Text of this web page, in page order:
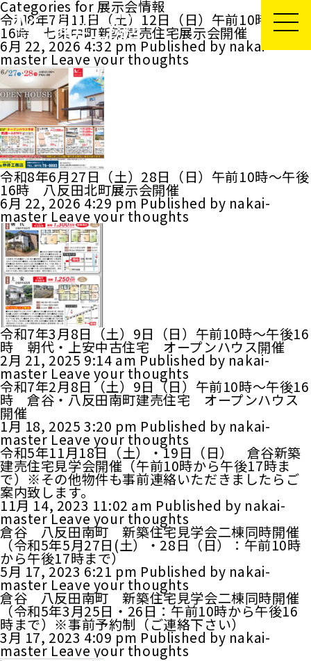
Categories for 展示会情報
令和8年7月11日（土）12日（日）午前10時～午後
16時 七条中町新築建売住宅展示会開催
6月 22, 2026 4:32 pm Published bynakai-
master Leave your thoughts
令和8年6月27日（土）28日（日）午前10時～午後
16時 八反田北町展示会開催
6月 22, 2026 4:29 pm Published by nakai-
master Leave your thoughts
令和7年3月8日（土）9日（日）午前10時～午後16
時 朝代・上安中古住宅 オープンハウス開催
2月 21, 2025 9:14 am Published by nakai-
master Leave your thoughts
令和7年2月8日（土）9日（日）午前10時～午後16
時 倉谷・八反田南町建売住宅 オープンハウス
開催
1月 18, 2025 3:20 pm Published by nakai-
master Leave your thoughts
令和5年11月18日（土）・19日（日） 倉谷新築
建売住宅見学会開催（午前10時から午後17時ま
で）※その他物件も事前連絡いただきましたらご
案内致します。
11月 14, 2023 11:02 am Published by nakai-
masterLeave your thoughts
倉谷 八反田南町 新築住宅見学会二棟同時開催
（令和5年5月27日(土）・28日（日）：午前10時
から午後17時まで）
5月 17, 2023 6:21 pm Published by nakai-
master Leave your thoughts
倉谷 八反田南町 新築住宅見学会二棟同時開催
（令和5年3月25日・26日：午前10時から午後16
時まで）※事前予約制（ご連絡下さい）
3月 17, 2023 4:09 pm Published by nakai-
master Leave your thoughts